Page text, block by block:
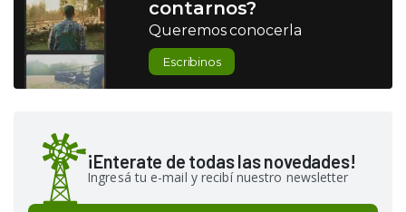
contarnos?
Queremos conocerla
Escribinos
¡Enterate de todas las novedades!
Ingresá tu e-mail y recibí nuestro newsletter